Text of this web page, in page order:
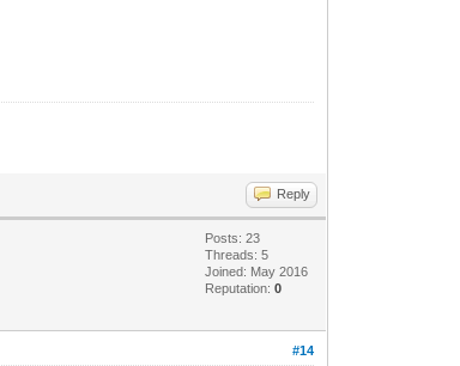
Reply
Posts: 23
Threads: 5
Joined: May 2016
Reputation:0
#14